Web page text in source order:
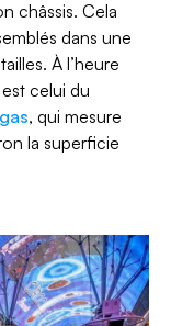
châssis. Cela
dans une
À l’heure
celui du
, qui mesure
la superficie